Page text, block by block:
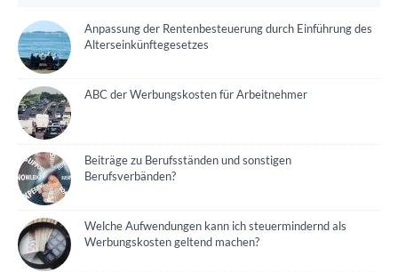
Anpassung der Rentenbesteuerung durch Einführung des
Alterseinkünftegesetzes
ABC der Werbungskosten für Arbeitnehmer
Beiträge zu Berufsständen und sonstigen
Berufsverbänden?
Welche Aufwendungen kann ich steuermindernd als
Werbungskosten geltend machen?